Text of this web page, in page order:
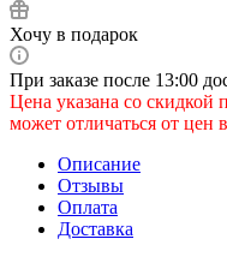
Хочу в подарок
При заказе после 13:00
Цена указана со скидкой
может отличаться от цен
Описание
Отзывы
Оплата
Доставка